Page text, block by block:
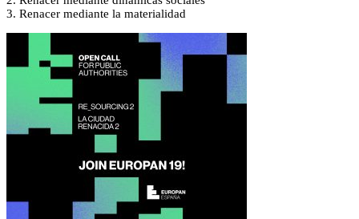
3. Renacer mediante la materialidad